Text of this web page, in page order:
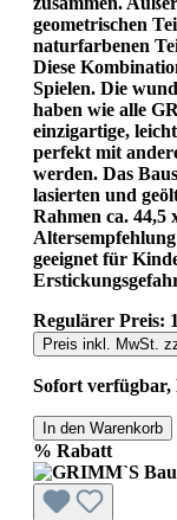
geometrischen
naturfarbenen
Diese
Spielen. Die
haben wie alle
einzigartige,
perfekt mit
werden. Das
lasierten und
Rahmen ca. 44,5
geeignet für
Regulärer Preis:
Preis inkl. MwSt.
Sofort verfügbar,
In den Warenkorb
% Rabatt